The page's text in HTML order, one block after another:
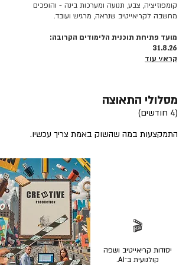
קומפוזיציה, צבע, תנועה ומערכות בינה - והופכים
מחשבה לקריאייטיב שנראה, מרגיש ועובד.
מועד פתיחת תוכנית הלימודים הקרובה:
31.8.26
קרא/י עוד
מסלולי התאוצה
(4 חודשים)
התמקצעות במה שהשוק באמת צריך עכשיו.
🎬
יסודות קריאייטיב ושפה
קולנועית ב־AI.